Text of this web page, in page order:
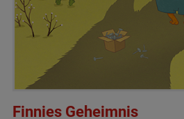
Finnies Geheimnis